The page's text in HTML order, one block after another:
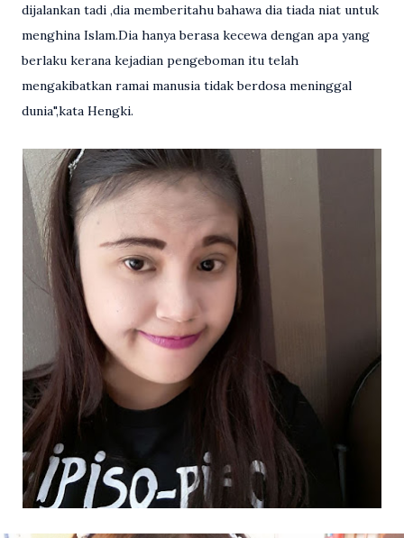
dijalankan tadi ,dia memberitahu bahawa dia tiada niat untuk
menghina Islam.Dia hanya berasa kecewa dengan apa yang
berlaku kerana kejadian pengeboman itu telah
mengakibatkan ramai manusia tidak berdosa meninggal
dunia",kata Hengki.